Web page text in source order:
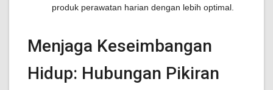
produk perawatan harian dengan lebih optimal.
Menjaga Keseimbangan
Hidup: Hubungan Pikiran